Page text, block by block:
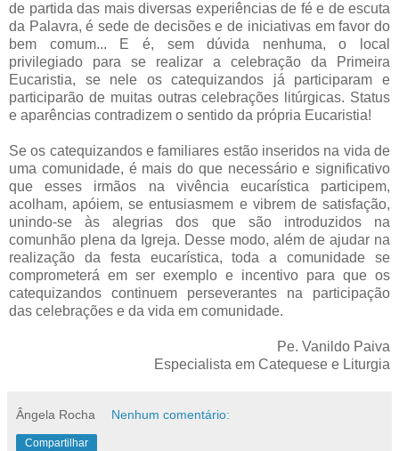
de partida das mais diversas experiências de fé e de escuta
da Palavra, é sede de decisões e de iniciativas em favor do
bem comum... E é, sem dúvida nenhuma, o local
privilegiado para se realizar a celebração da Primeira
Eucaristia, se nele os catequizandos já participaram e
participarão de muitas outras celebrações litúrgicas. Status
e aparências contradizem o sentido da própria Eucaristia!
Se os catequizandos e familiares estão inseridos na vida de
uma comunidade, é mais do que necessário e significativo
que esses irmãos na vivência eucarística participem,
acolham, apóiem, se entusiasmem e vibrem de satisfação,
unindo-se às alegrias dos que são introduzidos na
comunhão plena da Igreja. Desse modo, além de ajudar na
realização da festa eucarística, toda a comunidade se
comprometerá em ser exemplo e incentivo para que os
catequizandos continuem perseverantes na participação
das celebrações e da vida em comunidade.
Pe. Vanildo Paiva
Especialista em Catequese e Liturgia
Ângela Rocha Nenhum comentário:
Compartilhar